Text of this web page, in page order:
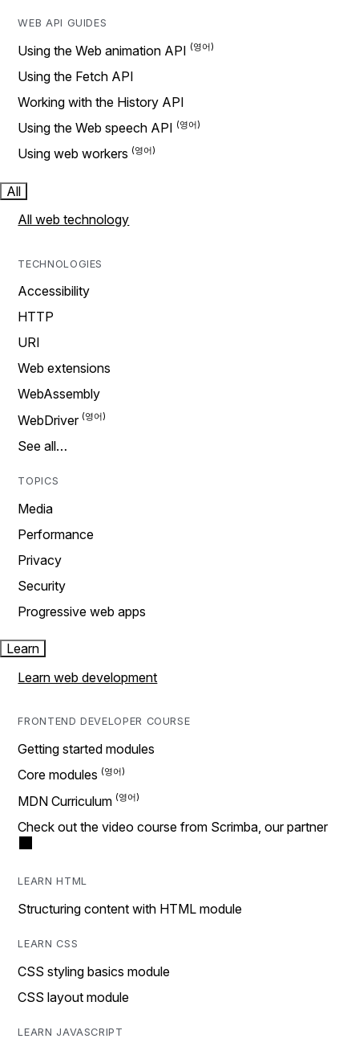
WEB API GUIDES
Using the Web animation API
Using the Fetch API
Working with the History API
Using the Web speech API
Using web workers
All
All web technology
TECHNOLOGIES
Accessibility
HTTP
URI
Web extensions
WebAssembly
WebDriver
See all…
TOPICS
Media
Performance
Privacy
Security
Progressive web apps
Learn
Learn web development
FRONTEND DEVELOPER COURSE
Getting started modules
Core modules
MDN Curriculum
Check out the video course from Scrimba, our partner
LEARN HTML
Structuring content with HTML module
LEARN CSS
CSS styling basics module
CSS layout module
LEARN JAVASCRIPT